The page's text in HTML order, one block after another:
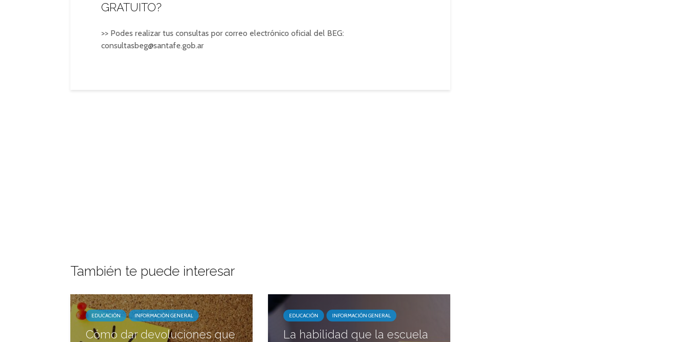
GRATUITO?
>> Podes realizar tus consultas por correo electrónico oficial del BEG:
consultasbeg@santafe.gob.ar
También te puede interesar
EDUCACIÓN INFORMACIÓN GENERAL
Cómo dar devoluciones que
EDUCACIÓN INFORMACIÓN GENERAL
La habilidad que la escuela